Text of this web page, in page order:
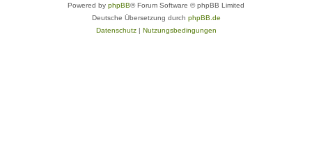
Powered by phpBB® Forum Software © phpBB Limited
Deutsche Übersetzung durch phpBB.de
Datenschutz| Nutzungsbedingungen